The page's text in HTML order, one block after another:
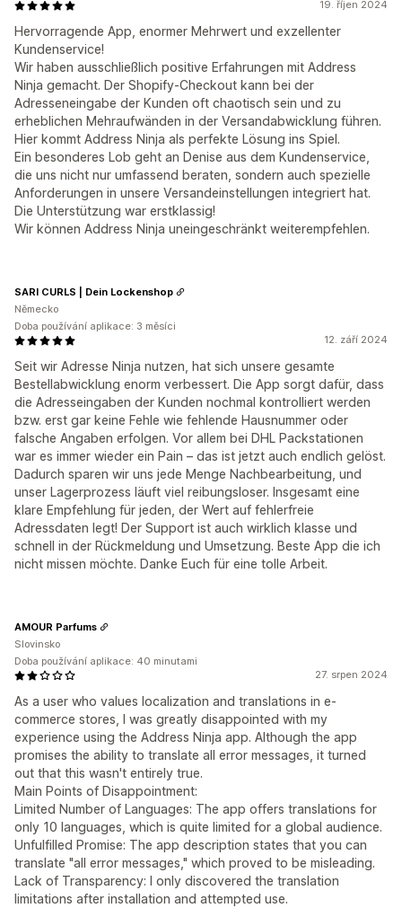
19. říjen 2024
Hervorragende App, enormer Mehrwert und exzellenter
Kundenservice!
Wir haben ausschließlich positive Erfahrungen mit Address
Ninja gemacht. Der Shopify-Checkout kann bei der
Adresseneingabe der Kunden oft chaotisch sein und zu
erheblichen Mehraufwänden in der Versandabwicklung führen.
Hier kommt Address Ninja als perfekte Lösung ins Spiel.
Ein besonderes Lob geht an Denise aus dem Kundenservice,
die uns nicht nur umfassend beraten, sondern auch spezielle
Anforderungen in unsere Versandeinstellungen integriert hat.
Die Unterstützung war erstklassig!
Wir können Address Ninja uneingeschränkt weiterempfehlen.
12. září 2024
Seit wir Adresse Ninja nutzen, hat sich unsere gesamte
Bestellabwicklung enorm verbessert. Die App sorgt dafür, dass
die Adresseingaben der Kunden nochmal kontrolliert werden
bzw. erst gar keine Fehle wie fehlende Hausnummer oder
falsche Angaben erfolgen. Vor allem bei DHL Packstationen
war es immer wieder ein Pain – das ist jetzt auch endlich gelöst.
Dadurch sparen wir uns jede Menge Nachbearbeitung, und
unser Lagerprozess läuft viel reibungsloser. Insgesamt eine
klare Empfehlung für jeden, der Wert auf fehlerfreie
Adressdaten legt! Der Support ist auch wirklich klasse und
schnell in der Rückmeldung und Umsetzung. Beste App die ich
nicht missen möchte. Danke Euch für eine tolle Arbeit.
SARI CURLS | Dein Lockenshop
Německo
Doba používání aplikace: 3 měsíci
27. srpen 2024
As a user who values localization and translations in e-
commerce stores, I was greatly disappointed with my
experience using the Address Ninja app. Although the app
promises the ability to translate all error messages, it turned
out that this wasn't entirely true.
Main Points of Disappointment:
Limited Number of Languages: The app offers translations for
only 10 languages, which is quite limited for a global audience.
Unfulfilled Promise: The app description states that you can
translate "all error messages," which proved to be misleading.
Lack of Transparency: I only discovered the translation
limitations after installation and attempted use.
AMOUR Parfums
Slovinsko
Doba používání aplikace: 40 minutami